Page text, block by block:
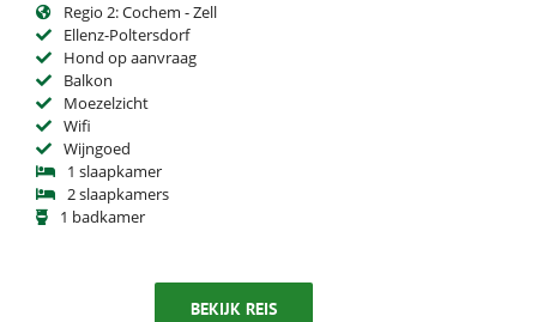
Regio 2: Cochem - Zell
Ellenz-Poltersdorf
Hond op aanvraag
Balkon
Moezelzicht
Wifi
Wijngoed
1 slaapkamer
2 slaapkamers
1 badkamer
BEKIJK REIS